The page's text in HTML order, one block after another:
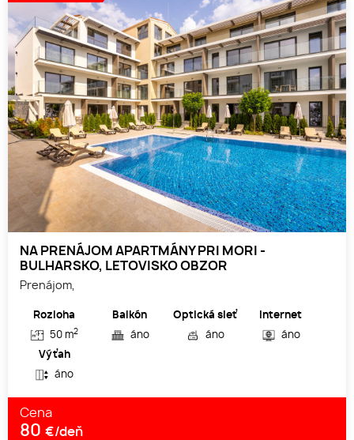
NA PRENÁJOM APARTMÁNY PRI MORI -
BULHARSKO, LETOVISKO OBZOR
Prenájom,
Rozloha
50 m2
Balkón
áno
Optická sieť
áno
Internet
áno
Výťah
áno
Cena
80 €/deň